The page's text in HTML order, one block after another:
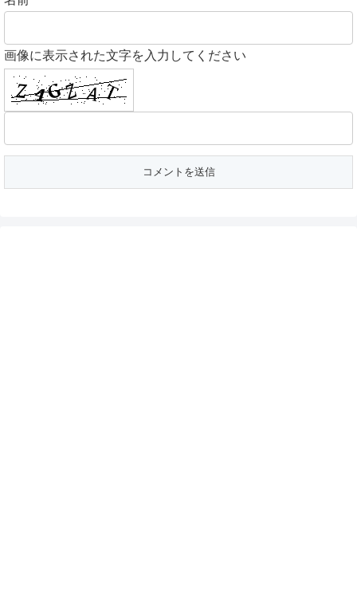
画像に表示された文字を入力してください